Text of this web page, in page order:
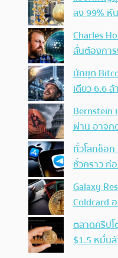
ลง 99% หั
Charles
ลั่นต้องกา
นักขุด
เดียว 6.6
Bernstein
ผ่าน อาจก
ทั่วโลกช็อก
ชั่วคราว ก่
Galaxy
Coldcard
ตลาดคริปโ
$1.5 หมื่น